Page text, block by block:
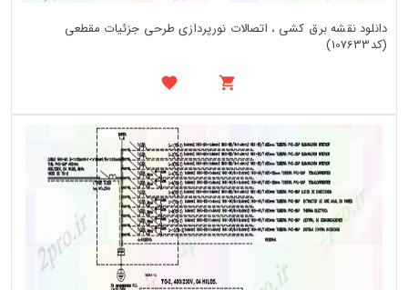
دانلود نقشه برق کشی ، اتصالات نورپردازی طرحی جزئیات مقطعی
(کد107633)